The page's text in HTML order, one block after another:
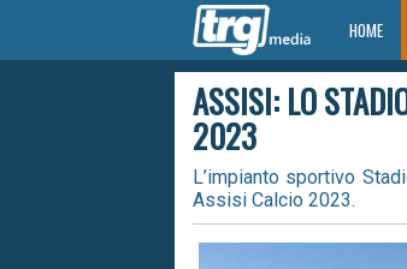
HOMEHOME
ASSISI: LO
2023
L’impianto sportivo
Assisi Calcio 2023.